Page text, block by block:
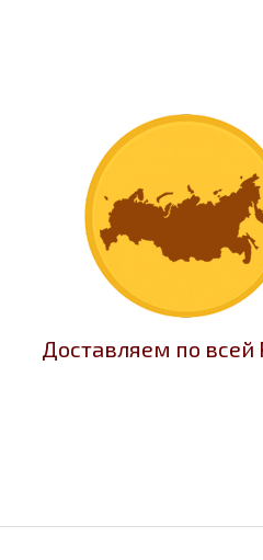
Доставляем по всей